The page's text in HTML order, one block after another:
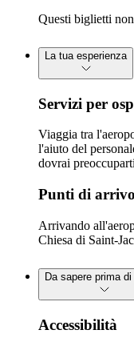
Questi biglietti
La tua esperienza
Servizi per
Viaggia tra
l'aiuto del
dovrai
Punti di
Arrivando
Chiesa di Saint-
Da sapere prima
Accessibilità